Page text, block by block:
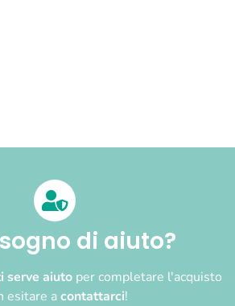
di aiuto?
serve aiuto per completare l'acquisto
esitare acontattarci!